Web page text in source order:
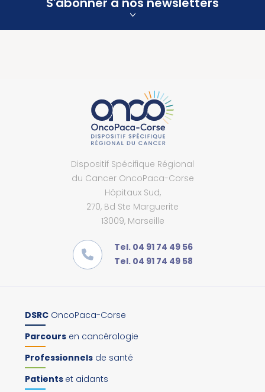
Dispositif Spécifique Régional
du Cancer OncoPaca-Corse
Hôpitaux Sud,
270, Bd Ste Marguerite
13009, Marseille
Tel. 04 91 74 49 56
Tel. 04 91 74 49 58
DSRC OncoPaca-Corse
Parcours en cancérologie
Professionnels de santé
Patients et aidants